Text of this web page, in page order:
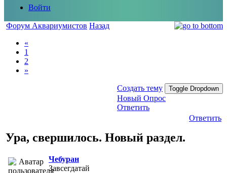
Войти
Форум Аквариумистов Назад
«
1
2
»
Создать тему Toggle Dropdown
Новый Опрос
Ответить
Ответить
Ура, свершилось. Новый раздел.
Чебуран
Завсегдатай